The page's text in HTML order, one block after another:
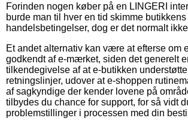
Forinden nogen køber på en LINGERI
burde man til hver en tid skimme butikkens
handelsbetingelser, dog er det normalt
Et andet alternativ kan være at efterse om
godkendt af e-mærket, siden det generelt
tilkendegivelse af at e-butikken
retningslinjer, udover at e-shoppen
af sagkyndige der kender lovene på
tilbydes du chance for support, for så vidt
problemstillinger i processen med din